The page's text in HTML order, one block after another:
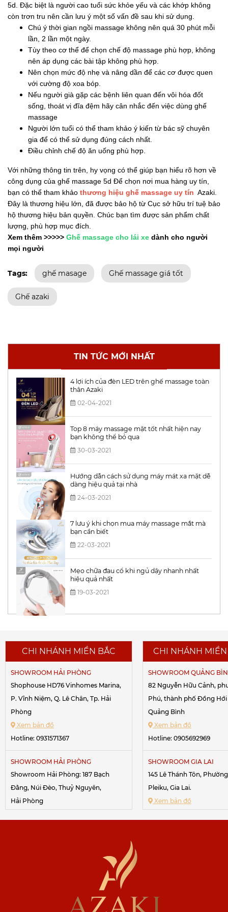
5d. Đặc biệt là người cao tuổi sức khỏe yếu và các khớp không
còn trơn tru nên cần lưu ý một số vấn đề sau khi sử dụng.
Chú ý thời gian ngồi massage không nên quá 30 phút mỗi
lần, 2 lần một ngày.
Tùy theo cơ thể để chọn chế độ massage phù hợp, không
nên áp dụng các bài tập không phù hợp.
Nên chọn mức độ nhẹ và nâng dần để các cơ được quen
với cường độ xoa bóp.
Nếu người già gặp các bệnh liên quan đến vôi hóa đốt
sống, thoát vị đĩa đệm hãy cân nhắc đến việc dùng ghế
massage
Người lớn tuổi có thể tham khảo ý kiến từ bác sỹ chuyên
gia để có thể sử dụng đúng cách nhất.
Điều chỉnh chế độ ăn uống phù hợp.
Với những thông tin trên, hy vọng có thể giúp bạn hiểu rõ hơn về
công dụng của ghế massage 5d Để chọn nơi mua hàng uy tín,
bạn có thể tham khảo thương hiệu ghế massage uy tín Azaki.
Đây là thương hiệu lớn, đã được bảo hộ từ Cục sở hữu trí tuệ bảo
hộ thương hiệu bản quyền. Chúc bạn tìm được sản phẩm chất
lượng, phù hợp mục đích.
Xem thêm >>>>> Ghế massage cho lái xe dành cho người
mọi người
Tags: ghế masage Ghế massage giá tốt
Ghế azaki
TIN TỨC MỚI NHẤT
4 lợi ích của đèn LED trên ghế massage toàn
thân Azaki
02-04-2021
Top 8 máy massage mặt tốt nhất hiện nay
bạn không thể bỏ qua
30-03-2021
Hướng dẫn cách sử dụng máy mát xa mặt dễ
dàng hiệu quả tại nhà
24-03-2021
7 lưu ý khi chọn mua máy massage mắt mà
bạn cần biết
22-03-2021
Mẹo chữa đau cổ khi ngủ dậy nhanh nhất
hiệu quả nhất
19-03-2021
CHI NHÁNH MIỀN BẮC
SHOWROOM HẢI PHÒNG
Shophouse HD76 Vinhomes Marina,
P. Vĩnh Niệm, Q. Lê Chân, Tp. Hải
Phòng
Xem bản đồ
Hotline: 0931571367
SHOWROOM HẢI PHÒNG
Showroom Hải Phòng: 187 Bạch
Đằng, Núi Đèo, Thuỷ Nguyên,
Hải Phòng
233 lô 22 Lê Hồng Phong, Đông Khê,
CHI NHÁNH MIỀN
SHOWROOM QUẢNG
82 Nguyễn Hữu Cảnh,
Phú, thành phố Đồng
Quảng Bình
Xem bản đồ
Hotline: 0905692969
SHOWROOM GIA LAI
145 Lê Thánh Tôn,
Pleiku, Gia Lai.
Xem bản đồ